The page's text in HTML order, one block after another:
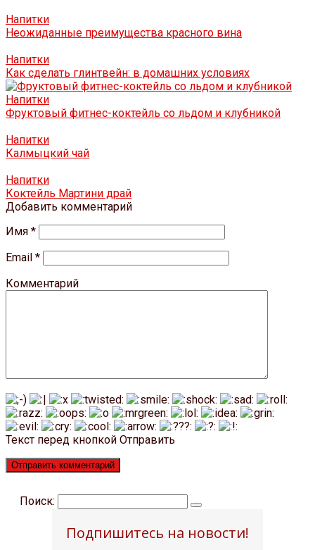
Напитки
Неожиданные преимущества красного вина
Напитки
Как сделать глинтвейн: в домашних условиях
Напитки
Фруктовый фитнес-коктейль со льдом и клубникой
Напитки
Калмыцкий чай
Напитки
Коктейль Мартини драй
Добавить комментарий
Имя *
Email *
Комментарий
Текст перед кнопкой Отправить
Поиск:
Подпишитесь на новости!